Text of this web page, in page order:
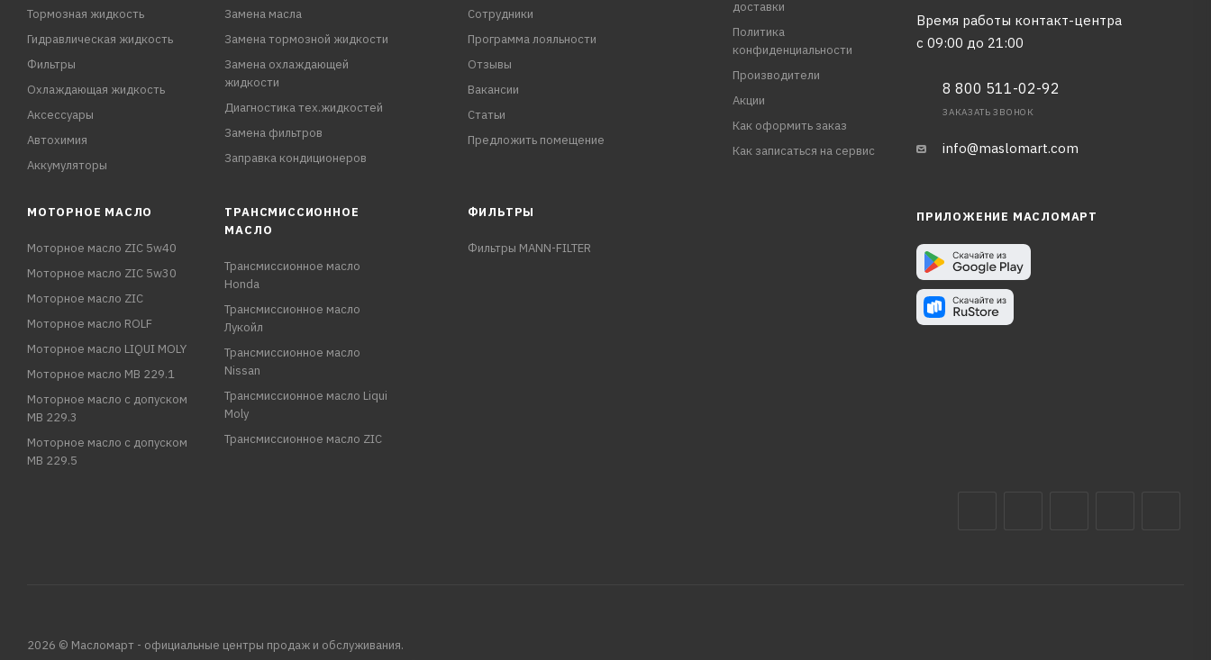
Тормозная жидкость
Гидравлическая жидкость
Фильтры
Охлаждающая жидкость
Аксессуары
Автохимия
Аккумуляторы
Замена масла
Замена тормозной жидкости
Замена охлаждающей
жидкости
Диагностика тех.жидкостей
Замена фильтров
Заправка кондиционеров
Сотрудники
Программа лояльности
Отзывы
Вакансии
Статьи
Предложить помещение
доставки
Политика
конфиденциальности
Производители
Акции
Как оформить заказ
Как записаться на сервис
Время работы контакт-центра
с 09:00 до 21:00
8 800 511-02-92
ЗАКАЗАТЬ ЗВОНОК
info@maslomart.com
МОТОРНОЕ МАСЛО
Моторное масло ZIC 5w40
Моторное масло ZIC 5w30
Моторное масло ZIC
Моторное масло ROLF
Моторное масло LIQUI MOLY
Моторное масло MB 229.1
Моторное масло с допуском
MB 229.3
Моторное масло с допуском
MB 229.5
ТРАНСМИССИОННОЕ
МАСЛО
Трансмиссионное масло
Honda
Трансмиссионное масло
Лукойл
Трансмиссионное масло
Nissan
Трансмиссионное масло Liqui
Moly
Трансмиссионное масло ZIC
ФИЛЬТРЫ
Фильтры MANN-FILTER
ПРИЛОЖЕНИЕ МАСЛОМАРТ
2026 © Масломарт - официальные центры продаж и обслуживания.